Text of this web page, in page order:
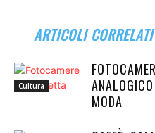
ARTICOLI CORRELATI
Cultura
MODA